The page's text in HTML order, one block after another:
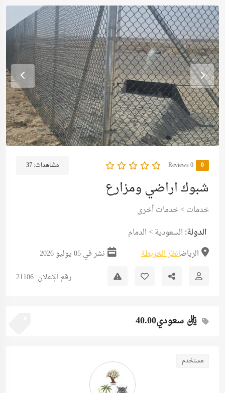
0
0 Reviews مشاهدات:37
شبوك اراضي ومزارع
خدمات>خدمات أخرى
الدولة: السعودية> الدمام
الرياضانظر الخريطة
نشر في 05 يوليو 2026
رقم الإعلان: 21106
ريال سعودي40.00
مستخدم